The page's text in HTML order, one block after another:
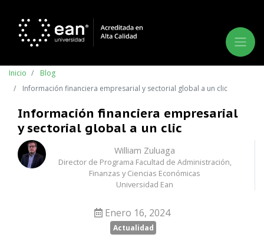
Inicio
Blog
Información financiera empresarial y sectorial global a un clic
Información financiera empresarial
y sectorial global a un clic
William Zuluaga
Director de Programa Facultad de Administración,
Finanzas y Ciencias Económicas
Universidad Ean
Enero 16, 2024
Actualidad